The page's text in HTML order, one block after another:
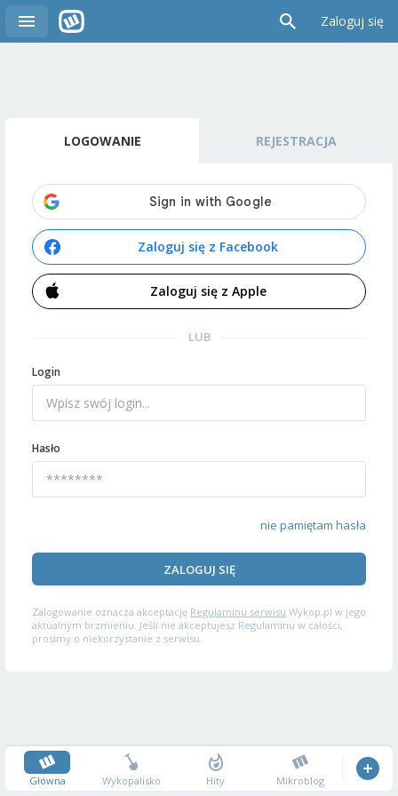
Zaloguj się
LOGOWANIE REJESTRACJA
Zaloguj się z Facebook
Zaloguj się z Apple
LUB
Login
Hasło
nie pamiętam hasła
ZALOGUJ SIĘ
Zalogowanie oznacza akceptację Regulaminu serwisu Wykop.pl w jego
aktualnym brzmieniu. Jeśli nie akceptujesz Regulaminu w całości,
prosimy o niekorzystanie z serwisu.
Główna Wykopalisko Hity Mikroblog